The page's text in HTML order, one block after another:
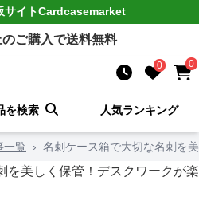
サイトCardcasemarket
ご購入で送料無料
0 0
を検索 人気ランキング
一覧 › 名刺ケース箱で大切な名刺を